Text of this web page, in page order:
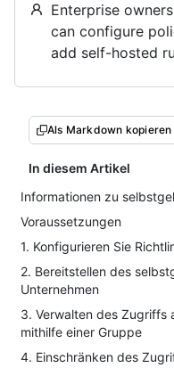
Enterprise
can configure
add self-hosted
Als Markdown kopieren
In diesem Artikel
Informationen zu
Voraussetzungen
1. Konfigurieren Sie
2. Bereitstellen des
Unternehmen
3. Verwalten des Zugriffs
mithilfe einer Gruppe
4. Einschränken des